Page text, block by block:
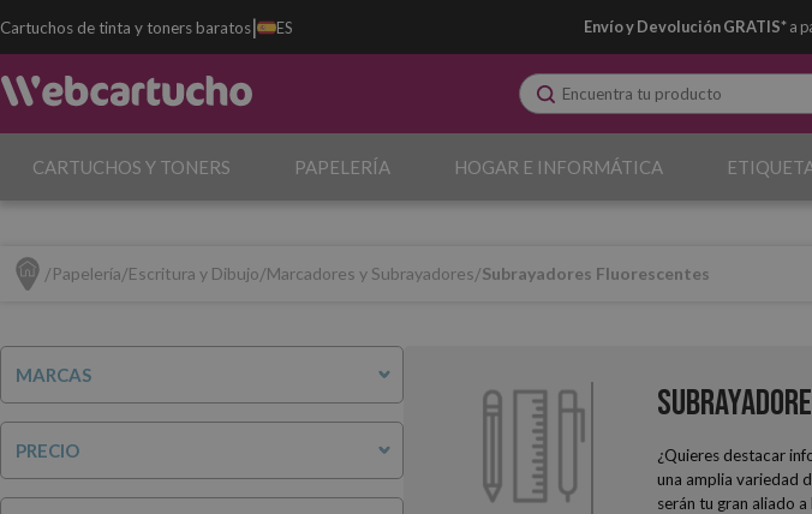
Cartuchos de tinta y toners baratos| ES Envío y Devolución GRATIS*a
CARTUCHOS Y TONERS PAPELERÍA HOGAR E INFORMÁTICA
Papelería Escritura y Dibujo Marcadores y Subrayadores Subrayadores Fluorescentes
MARCAS
PRECIO
¿Quieres destacar
una amplia variedad
serán tu gran aliado